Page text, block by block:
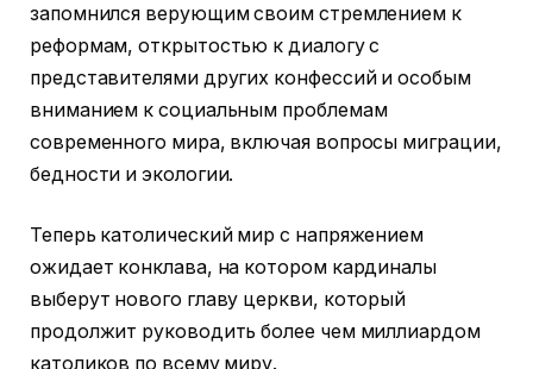
запомнился верующим своим стремлением к
реформам, открытостью к диалогу с
представителями других конфессий и особым
вниманием к социальным проблемам
современного мира, включая вопросы миграции,
бедности и экологии.
Теперь католический мир с напряжением
ожидает конклава, на котором кардиналы
выберут нового главу церкви, который
продолжит руководить более чем миллиардом
католиков по всему миру.